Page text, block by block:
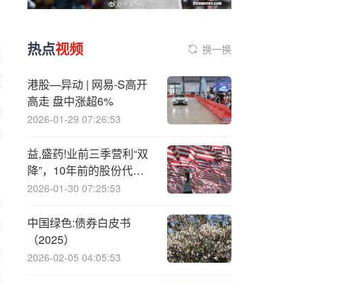
热点视频 换一换
港股—异动 | 网易-S高开
高走 盘中涨超6%
2026-01-29 07:26:53
益,盛药!业前三季营利“双
降”，10年前的股份代持
仍未“翻篇”
2026-01-30 07:25:53
中国绿色:债券白皮书
（2025）
2026-02-05 04:05:53